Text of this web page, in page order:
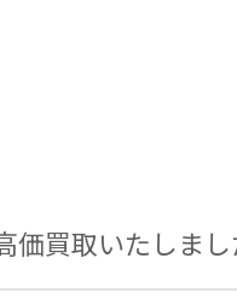
買取いたしまし